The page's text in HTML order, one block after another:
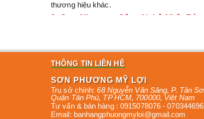
thương hiệu khác.
3. Sơn Nippon – Công Nghệ Nhật Bản
Nippon là thương hiệu sơn đến từ Nhật
màu và chống thấm tốt, trong khi sơn nội
hạn chế là bảng màu của Nippon không quá
4. Sơn TOA – Lựa Chọn Từ Thái Lan
TOA là thương hiệu sơn Thái Lan, nổi tiếng
nội thất TOA Nano mang lại bề mặt mịn
phù hợp với các công trình quy mô vừa và
5. Sơn Bạch Tuyết – Thương Hiệu Việt
THÔNG TIN LIÊN HỆ
SƠN PHƯƠNG MỸ LỢI
Trụ sở chính:68 Nguyễn Văn Săng, P. Tân
Quận Tân Phú, TP HCM, 700000, Việt Nam
Tư vấn & bán hàng : 0915078076 -
Email: banhangphuongmyloi@gmail.com